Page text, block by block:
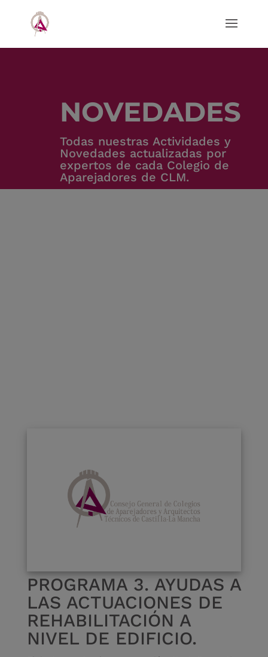
NOVEDADES
Todas nuestras Actividades y
Novedades actualizadas por
expertos de cada Colegio de
Aparejadores de CLM.
PROGRAMA 3. AYUDAS A
LAS ACTUACIONES DE
REHABILITACIÓN A
NIVEL DE EDIFICIO.